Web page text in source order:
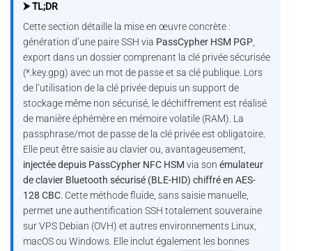
⮞ TL;DR
Cette section détaille la mise en œuvre concrète :
génération d’une paire SSH via PassCypher HSM PGP
export dans un dossier comprenant la clé privée sécurisée
(*.key.gpg) avec un mot de passe et sa clé publique. Lors
de l’utilisation de la clé privée depuis un support de
stockage même non sécurisé, le déchiffrement est réalisé
de manière éphémère en mémoire volatile (RAM). La
passphrase/mot de passe de la clé privée est obligatoire.
Elle peut être saisie au clavier ou, avantageusement,
injectée depuis PassCypher NFC HSM via sonémulateur
de clavier Bluetooth sécurisé (BLE-HID) chiffré en AES-
128 CBC . Cette méthode fluide, sans saisie manuelle,
permet une authentification SSH totalement souveraine
sur VPS Debian (OVH) et autres environnements Linux,
macOS ou Windows. Elle inclut également les bonnes